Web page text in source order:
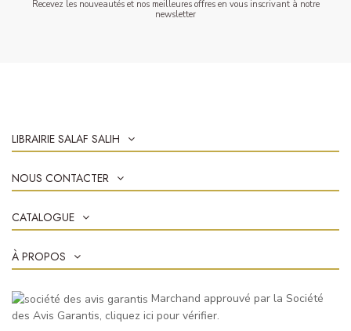
Recevez les nouveautés et nos meilleures offres en vous inscrivant à notre
newsletter
LIBRAIRIE SALAF SALIH
NOUS CONTACTER
CATALOGUE
À PROPOS
Marchand approuvé par la Société
des Avis Garantis, cliquez ici pour vérifier.